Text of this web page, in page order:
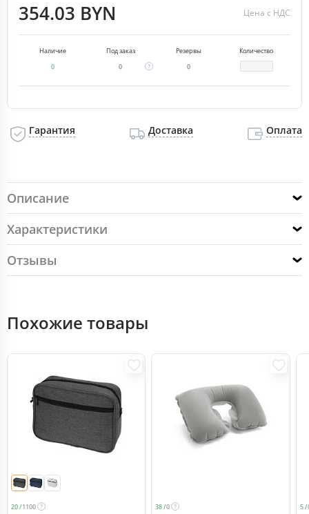
354.03 BYN Цена с НДС
Наличие Под заказ Резервы
Количество
0
0 0
Гарантия Доставка Оплата
Описание
Характеристики
Отзывы
Похожие товары
20 /1100 38 /0 5 /